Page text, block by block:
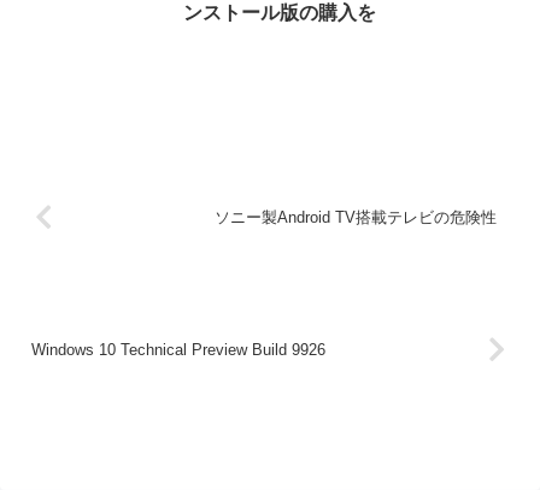
ンストール版の購入を
ソニー製Android TV搭載テレビの危険性
Windows 10 Technical Preview Build 9926